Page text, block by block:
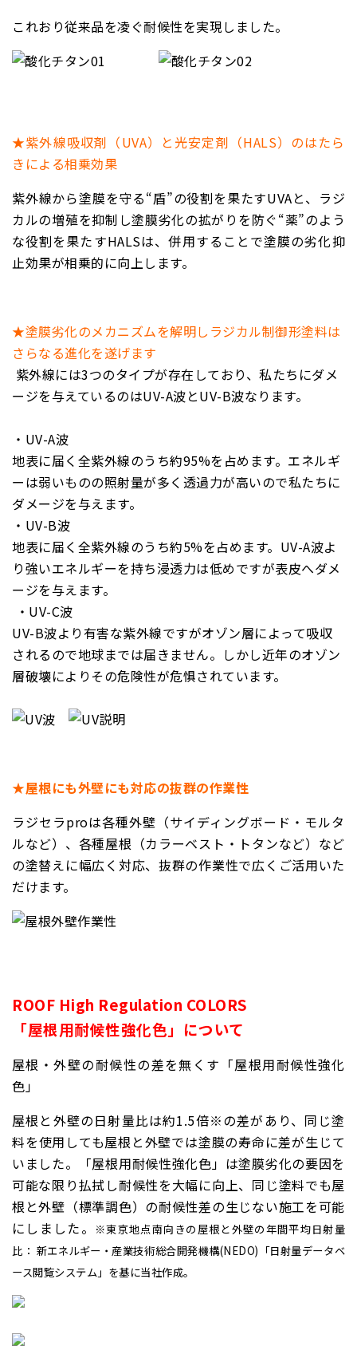
これおり従来品を凌ぐ耐候性を実現しました。
★紫外線吸収剤（UVA）と光安定剤（HALS）のはたら
きによる相乗効果
紫外線から塗膜を守る“盾”の役割を果たすUVAと、ラジ
カルの増殖を抑制し塗膜劣化の拡がりを防ぐ“薬”のよう
な役割を果たすHALSは、併用することで塗膜の劣化抑
止効果が相乗的に向上します。
★塗膜劣化のメカニズムを解明しラジカル制御形塗料は
さらなる進化を遂げます
紫外線には3つのタイプが存在しており、 私たちにダメ
ージを与えているのはUV-A波とUV-B波なります。
・UV-A波
地表に届く全紫外線のうち約95%を占めます。エネルギ
ーは弱いものの照射量が多く透過力が高いので私たちに
ダメージを与えます。
・UV-B波
地表に届く全紫外線のうち約5%を占めます。 UV-A波よ
り強いエネルギーを持ち浸透力は低めですが表皮へダメ
ージを与えます。
・UV-C波
UV-B波より有害な紫外線ですがオゾン層によって吸収
されるので地球までは届きません。しかし近年のオゾン
層破壊によりその危険性が危惧されています。
★屋根にも外壁にも対応の抜群の作業性
ラジセラproは各種外壁（サイディングボード・モルタ
ルなど）、各種屋根（カラーベスト・トタンなど）など
の塗替えに幅広く対応、抜群の作業性で広くご活用いた
だけます。
ROOF High Regulation COLORS
「屋根用耐候性強化色」について
屋根・外壁の耐候性の差を無くす「屋根用耐候性強化
色」
屋根と外壁の日射量比は約1.5倍※の差があり、同じ塗
料を使用しても屋根と外壁では塗膜の寿命に差が生じて
いました。「屋根用耐候性強化色」は塗膜劣化の要因を
可能な限り払拭し耐候性を大幅に向上、同じ塗料でも屋
根と外壁（標準調色）の耐候性差の生じない施工を可能
にしました。
※東京地点南向きの屋根と外壁の年間平均日射量
比： 新エネルギー・産業技術総合開発機構(NEDO)「日射量データベ
ース閲覧システム」を基に当社作成。